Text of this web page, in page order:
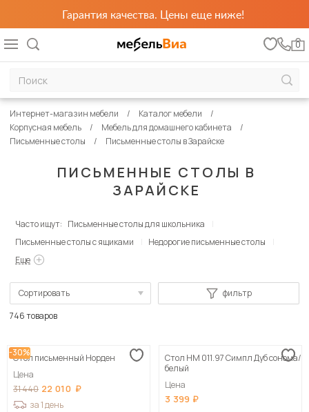
Гарантия качества. Цены еще ниже!
0
ПИСЬМЕННЫЕ СТОЛЫ В
ЗАРАЙСКЕ
Интернет-магазин мебели
Каталог мебели
Корпусная мебель
Мебель для домашнего кабинета
Письменные столы
Письменные столы в Зарайске
Часто ищут: Письменные столы для школьника
Письменные столы с ящиками
Недорогие письменные столы
Еще
Сортировать
Сначала дорогие
фильтр
746 товаров
-30%
Стол письменный Норден
Цена
31 440 22 010
за 1 день
Стол НМ 011.97 Симпл Дуб сонома/
белый
Цена
3 399